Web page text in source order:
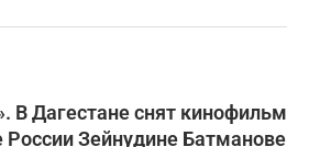
В Дагестане снят кинофильм
России Зейнудине Батманове